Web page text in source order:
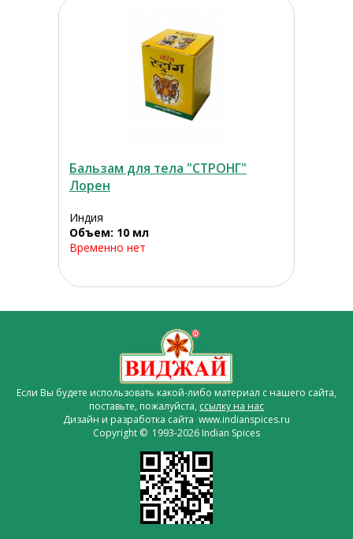
Бальзам для тела "СТРОНГ"
Лорен
Индия
Объем: 10 мл
Временно нет
Если Вы будете использовать какой-либо материал с нашего сайта,
поставьте, пожалуйста, ссылку на нас
Дизайн и разработка сайта www.indianspices.ru
Copyright © 1993-2026 Indian Spices